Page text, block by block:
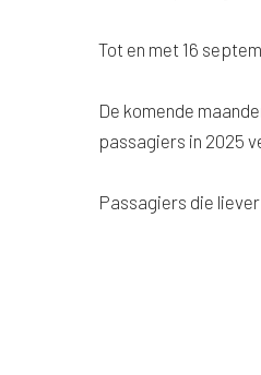
Tot en met 16
De komende
passagiers in 2025
Passagiers die